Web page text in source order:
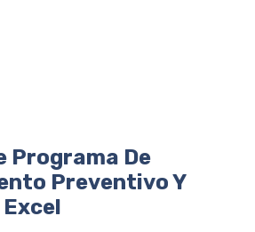
Programa De
Preventivo Y